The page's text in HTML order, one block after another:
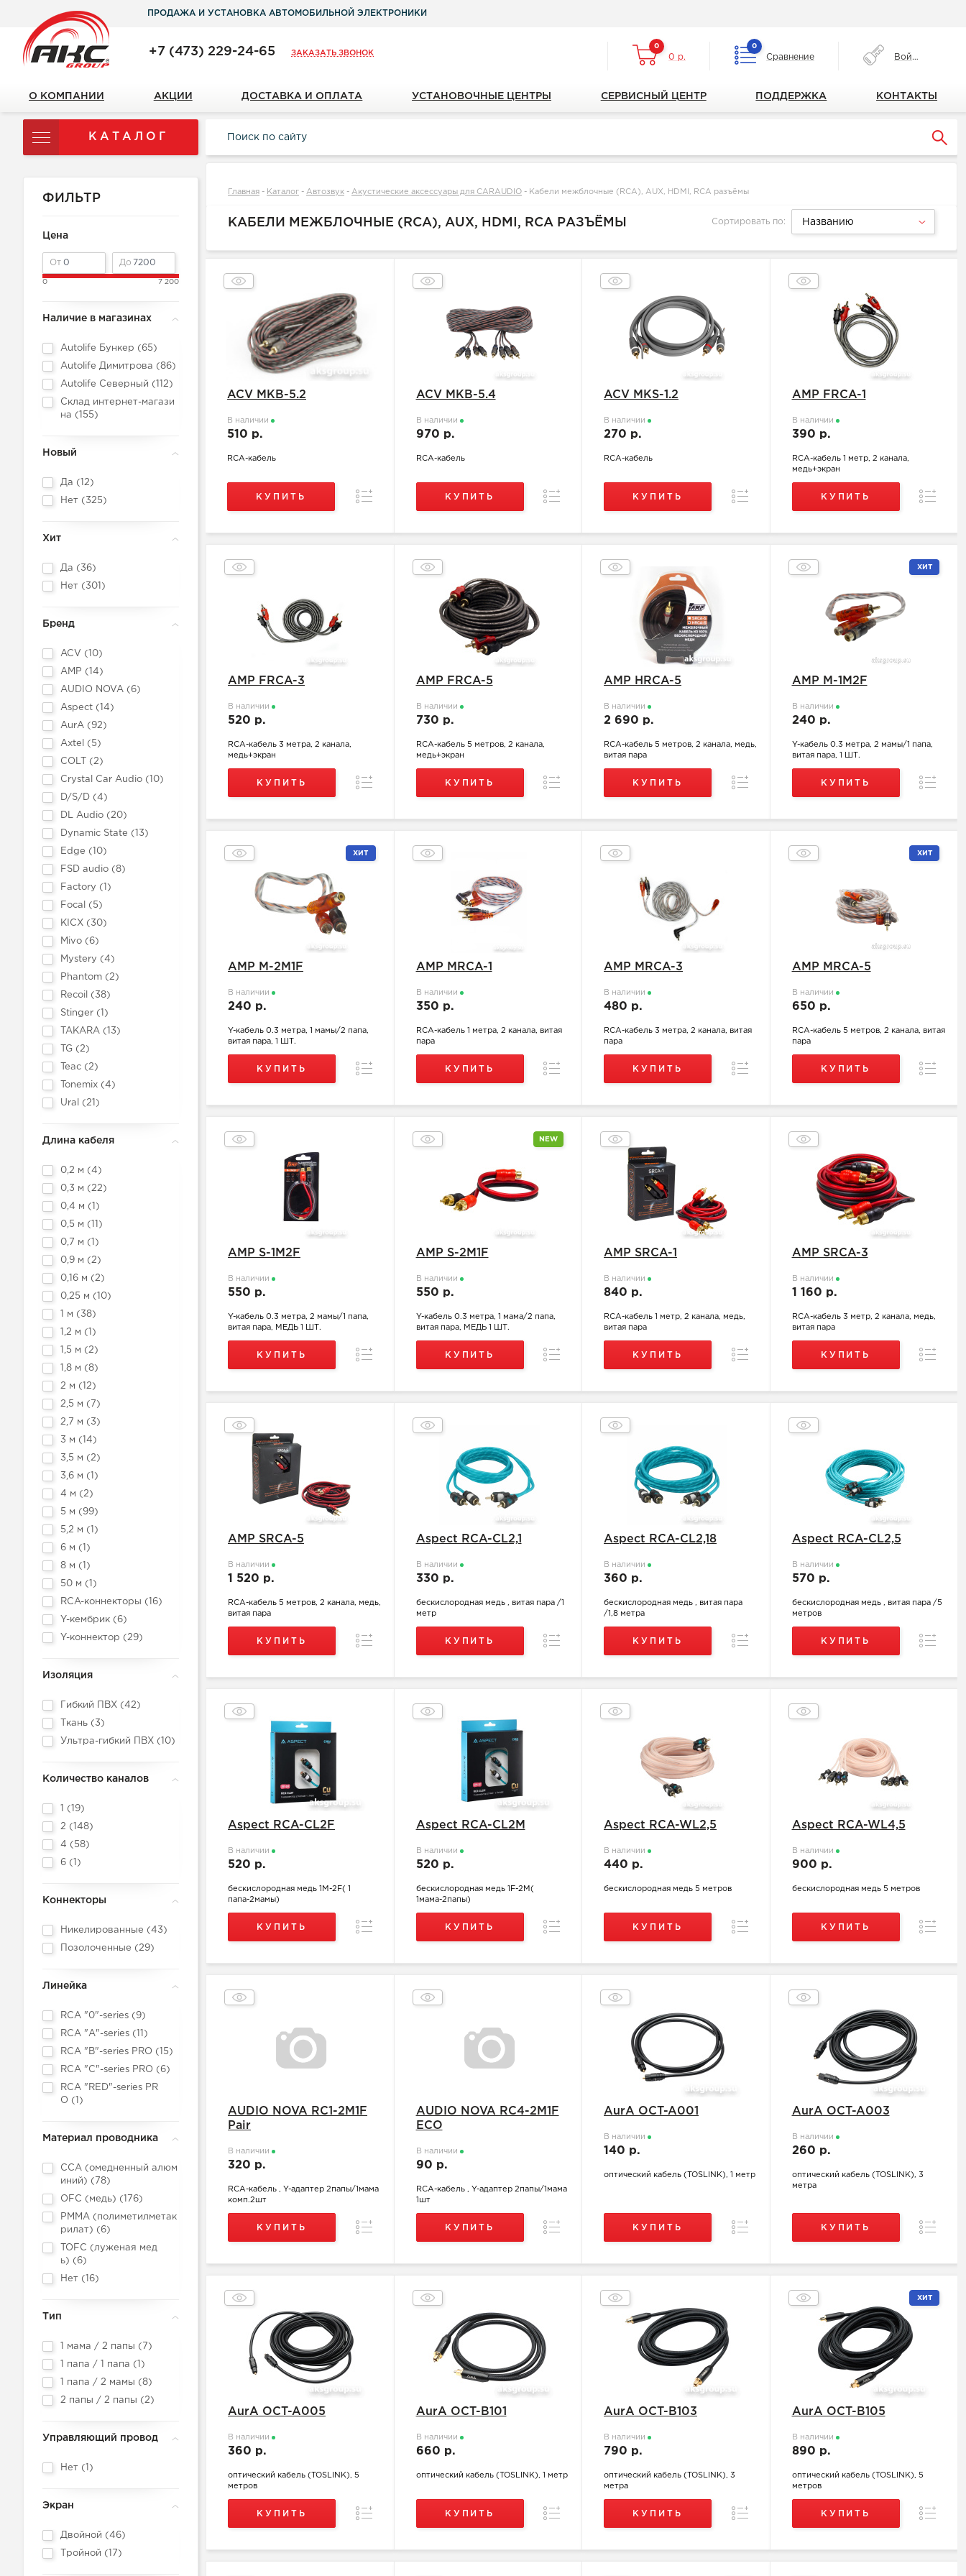
ПРОДАЖА И УСТАНОВКА АВТОМОБИЛЬНОЙ ЭЛЕКТРОНИКИ
+7 (473) 229-24-65 ЗАКАЗАТЬ ЗВОНОК
0
0 р.
0
Сравнение Войти
О КОМПАНИИ АКЦИИ ДОСТАВКА И ОПЛАТА УСТАНОВОЧНЫЕ ЦЕНТРЫ СЕРВИСНЫЙ ЦЕНТР ПОДДЕРЖКА КОНТАКТЫ
КАТАЛОГ
ФИЛЬТР
Цена
От До
0 7 200
Наличие в магазинах
Autolife Бункер (65)
Autolife Димитрова (86)
Autolife Северный ( 112)
Склад интернет-магази
на (
155)
Новый
Да ( 12)
Нет ( 325)
Хит
Да ( 36)
Нет ( 301 )
Бренд
ACV ( 10)
AMP ( 14)
AUDIO NOVA (6)
Aspect ( 14)
AurA ( 92)
Axtel ( 5)
COLT ( 2)
Crystal Car Audio ( 10)
D/S/D (4)
DL Audio ( 20)
Dynamic State ( 13)
Edge ( 10)
FSD audio (8)
Factory ( )
Focal ( 5)
KICX ( 30)
Mivo (6)
Mystery (4)
Phantom ( 2)
Recoil ( 38)
Stinger ( )
TAKARA ( 13)
TG ( 2)
Teac ( 2)
Tonemix (4)
Ural ( 21 )
Длина кабеля
0,2 м (4)
0,3 м ( 22)
0,4 м ( )
0,5 м ( )
0,7 м ( )
0,9 м ( 2)
0,16 м ( 2)
0,25 м ( 10)
1 м ( 38)
1,2 м ( )
1,5 м ( 2)
1,8 м (8)
2 м ( 12)
2,5 м ( 7)
2,7 м ( 3)
3 м ( 14)
3,5 м ( 2)
3,6 м ( )
4 м ( 2)
5 м ( 99)
5,2 м ( )
6 м ( )
8 м ( )
50 м ( )
RCA-коннекторы ( 16)
Y-кембрик (6)
Y-коннектор ( 29)
Изоляция
Гибкий ПВХ (42)
Ткань ( 3)
Ультра-гибкий ПВХ ( 10)
Количество каналов
1 ( 19)
2 ( 148)
4 ( 58)
6 ( )
Коннекторы
Никелированные (43)
Позолоченные ( 29)
Линейка
RCA "0"-series ( 9)
RCA "A"-series ( )
RCA "B"-series PRO ( 15)
RCA "C"-series PRO (6)
RCA "RED"-series PR
O (
)
Материал проводника
CCA (омедненный алюм
иний) ( 78)
OFC (медь) ( 176)
PMMA (полиметилметак
рилат) (6)
TOFC (луженая мед
ь) (6)
Нет ( 16)
Тип
1 мама / 2 папы ( 7)
1 папа / 1 папа ( )
1 папа / 2 мамы (8)
2 папы / 2 папы ( 2)
Управляющий провод
Нет ( )
Экран
Двойной (46)
Тройной ( 17)
Главная - Каталог - Автозвук - Акустические аксессуары для CARAUDIO - Кабели межблочные (RCA), AUX, HDMI, RCA разъёмы
КАБЕЛИ МЕЖБЛОЧНЫЕ (RCA), AUX, HDMI, RCA РАЗЪЁМЫ Сортировать по: Названию
ACV MKB-5.2
В наличии
510 р.
RCA-кабель
КУПИТЬ Сравнение
ACV MKB-5.4
В наличии
970 р.
RCA-кабель
КУПИТЬ Сравнение
ACV MKS-1.2
В наличии
270 р.
RCA-кабель
КУПИТЬ Сравнение
AMP FRCA-1
В наличии
390 р.
RCA-кабель 1 метр, 2 канала,
медь+экран
КУПИТЬ
AMP FRCA-3
В наличии
520 р.
RCA-кабель 3 метра, 2 канала,
медь+экран
КУПИТЬ Сравнение
AMP FRCA-5
В наличии
730 р.
RCA-кабель 5 метров, 2 канала,
медь+экран
КУПИТЬ Сравнение
AMP HRCA-5
В наличии
2 690 р.
RCA-кабель 5 метров, 2 канала, медь,
витая пара
КУПИТЬ Сравнение
ХИТ
AMP M-1M2F
В наличии
240 р.
Y-кабель 0.3 метра, 2 мамы/1 папа,
витая пара, 1 ШТ.
КУПИТЬ
ХИТ
AMP M-2M1F
В наличии
240 р.
Y-кабель 0.3 метра, 1 мамы/2 папа,
витая пара, 1 ШТ.
КУПИТЬ Сравнение
AMP MRCA-1
В наличии
350 р.
RCA-кабель 1 метра, 2 канала, витая
пара
КУПИТЬ Сравнение
AMP MRCA-3
В наличии
480 р.
RCA-кабель 3 метра, 2 канала, витая
пара
КУПИТЬ Сравнение
ХИТ
AMP MRCA-5
В наличии
650 р.
RCA-кабель 5 метров, 2 канала, витая
пара
КУПИТЬ
AMP S-1M2F
В наличии
550 р.
Y-кабель 0.3 метра, 2 мамы/1 папа,
витая пара, МЕДЬ 1 ШТ.
КУПИТЬ Сравнение
NEW
AMP S-2M1F
В наличии
550 р.
Y-кабель 0.3 метра, 1 мама/2 папа,
витая пара, МЕДЬ 1 ШТ.
КУПИТЬ Сравнение
AMP SRCA-1
В наличии
840 р.
RCA-кабель 1 метр, 2 канала, медь,
витая пара
КУПИТЬ Сравнение
AMP SRCA-3
В наличии
1 160 р.
RCA-кабель 3 метр, 2 канала, медь,
витая пара
КУПИТЬ
AMP SRCA-5
В наличии
1 520 р.
RCA-кабель 5 метров, 2 канала, медь,
витая пара
КУПИТЬ Сравнение
Aspect RCA-CL2,1
В наличии
330 р.
бескислородная медь , витая пара /1
метр
КУПИТЬ Сравнение
Aspect RCA-CL2,18
В наличии
360 р.
бескислородная медь , витая пара
/1,8 метра
КУПИТЬ Сравнение
Aspect RCA-CL2,5
В наличии
570 р.
бескислородная медь , витая пара /5
метров
КУПИТЬ
Aspect RCA-CL2F
В наличии
520 р.
бескислородная медь 1M-2F( 1
папа-2мамы)
КУПИТЬ Сравнение
Aspect RCA-CL2M
В наличии
520 р.
бескислородная медь 1F-2M(
1мама-2папы)
КУПИТЬ Сравнение
Aspect RCA-WL2,5
В наличии
440 р.
бескислородная медь 5 метров
КУПИТЬ Сравнение
Aspect RCA-WL4,5
В наличии
900 р.
бескислородная медь 5 метров
КУПИТЬ
AUDIO NOVA RC1-2M1F
Pair
В наличии
320 р.
RCA-кабель , Y-адаптер 2папы/1мама
комп.2шт
КУПИТЬ Сравнение
AUDIO NOVA RC4-2M1F
ECO
В наличии
90 р.
RCA-кабель , Y-адаптер 2папы/1мама
1шт
КУПИТЬ Сравнение
AurA OCT-A001
В наличии
140 р.
оптический кабель (TOSLINK), 1 метр
КУПИТЬ Сравнение
AurA OCT-A003
В наличии
260 р.
оптический кабель (TOSLINK), 3
метра
КУПИТЬ
AurA OCT-A005
В наличии
360 р.
оптический кабель (TOSLINK), 5
метров
КУПИТЬ Сравнение
AurA OCT-B101
В наличии
660 р.
оптический кабель (TOSLINK), 1 метр
КУПИТЬ Сравнение
AurA OCT-B103
В наличии
790 р.
оптический кабель (TOSLINK), 3
метра
КУПИТЬ Сравнение
ХИТ
AurA OCT-B105
В наличии
890 р.
оптический кабель (TOSLINK), 5
метров
КУПИТЬ